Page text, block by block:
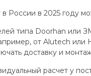
России в 2025 году
типа Doorhan или
от Alutech
доставку и
расчет у